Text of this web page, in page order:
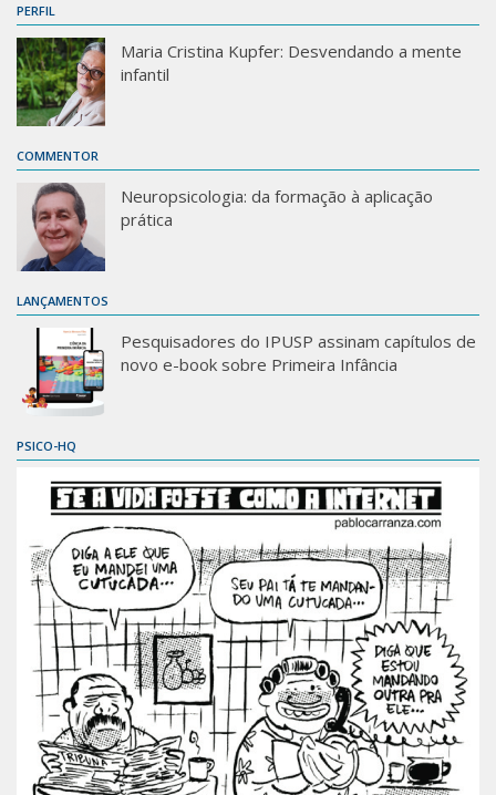
PERFIL
Maria Cristina Kupfer: Desvendando a mente
infantil
COMMENTOR
Neuropsicologia: da formação à aplicação
prática
LANÇAMENTOS
Pesquisadores do IPUSP assinam capítulos de
novo e-book sobre Primeira Infância
PSICO-HQ